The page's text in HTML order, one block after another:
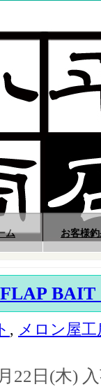
ム お客様
BAIT
, メロン屋工
22日(木)